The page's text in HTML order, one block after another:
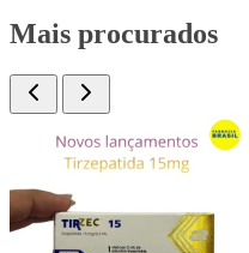
Mais procurados